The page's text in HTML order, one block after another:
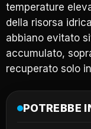
temperature
della risorsa
abbiano evitato
accumulato,
recuperato solo
POTREBBE